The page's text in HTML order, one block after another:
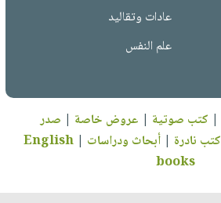
عادات وتقاليد
علم النفس
| كتب صوتية | عروض خاصة | صدر
كتب نادرة |أبحاث ودراسات |
English
books